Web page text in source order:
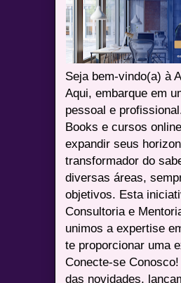
Seja bem-vindo(a) à
Aqui, embarque em
pessoal e
Books e cursos
expandir seus
transformador do
diversas áreas,
objetivos. Esta
Consultoria e
unimos a expertise
te proporcionar uma
Conecte-se
das novidades,